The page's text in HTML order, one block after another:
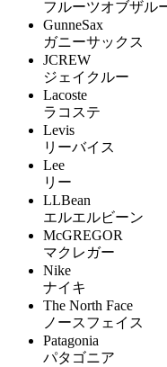
フルーツオブザル
GunneSax
ガニーサックス
JCREW
ジェイクルー
Lacoste
ラコステ
Levis
リーバイス
Lee
リー
LLBean
エルエルビーン
McGREGOR
マクレガー
Nike
ナイキ
The North Face
ノースフェイス
Patagonia
パタゴニア